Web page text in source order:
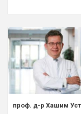
проф. д-р Хашим